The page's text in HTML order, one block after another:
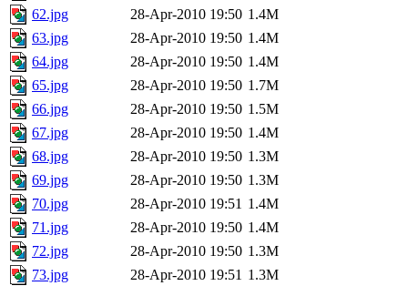
62.jpg
28-Apr-2010 19:50 1.4M
63.jpg
28-Apr-2010 19:50 1.4M
64.jpg
28-Apr-2010 19:50 1.4M
65.jpg
28-Apr-2010 19:50 1.7M
66.jpg
28-Apr-2010 19:50 1.5M
67.jpg
28-Apr-2010 19:50 1.4M
68.jpg
28-Apr-2010 19:50 1.3M
69.jpg
28-Apr-2010 19:50 1.3M
70.jpg
28-Apr-2010 19:51 1.4M
71.jpg
28-Apr-2010 19:50 1.4M
72.jpg
28-Apr-2010 19:50 1.3M
73.jpg
28-Apr-2010 19:51 1.3M